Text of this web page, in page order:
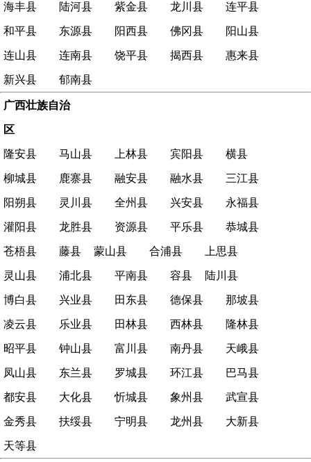
海丰县 陆河县 紫金县 龙川县 连平县
和平县 东源县 阳西县 佛冈县 阳山县
连山县 连南县 饶平县 揭西县 惠来县
新兴县 郁南县
广西壮族自治
区
隆安县 马山县 上林县 宾阳县 横县
柳城县 鹿寨县 融安县 融水县 三江县
阳朔县 灵川县 全州县 兴安县 永福县
灌阳县 龙胜县 资源县 平乐县 恭城县
苍梧县 藤县 蒙山县 合浦县 上思县
灵山县 浦北县 平南县 容县 陆川县
博白县 兴业县 田东县 德保县 那坡县
凌云县 乐业县 田林县 西林县 隆林县
昭平县 钟山县 富川县 南丹县 天峨县
凤山县 东兰县 罗城县 环江县 巴马县
都安县 大化县 忻城县 象州县 武宣县
金秀县 扶绥县 宁明县 龙州县 大新县
天等县